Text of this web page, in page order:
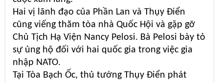
Hai vị lãnh đạo của Phần Lan và Thụy Điển
cũng viếng thăm tòa nhà Quốc Hội và gặp gỡ
Chủ Tịch Hạ Viện Nancy Pelosi. Bà Pelosi bày tỏ
sự ủng hộ đối với hai quốc gia trong việc gia
nhập NATO.
Tại Tòa Bạch Ốc, thủ tướng Thụy Điển phát